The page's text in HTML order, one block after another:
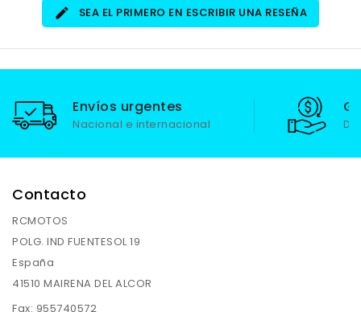
SEA EL PRIMERO EN ESCRIBIR UNA RESEÑA
Envíos urgentes
Nacional e internacional
Contacto
RCMOTOS
POLG. IND FUENTESOL 19
España
41510 MAIRENA DEL ALCOR
Fax: 955740572